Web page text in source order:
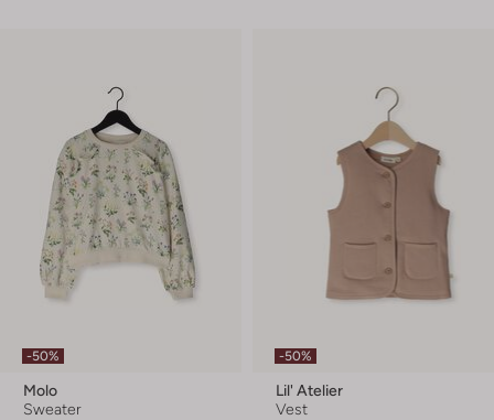
-50%
Molo
Sweater
-50%
Lil' Atelier
Vest